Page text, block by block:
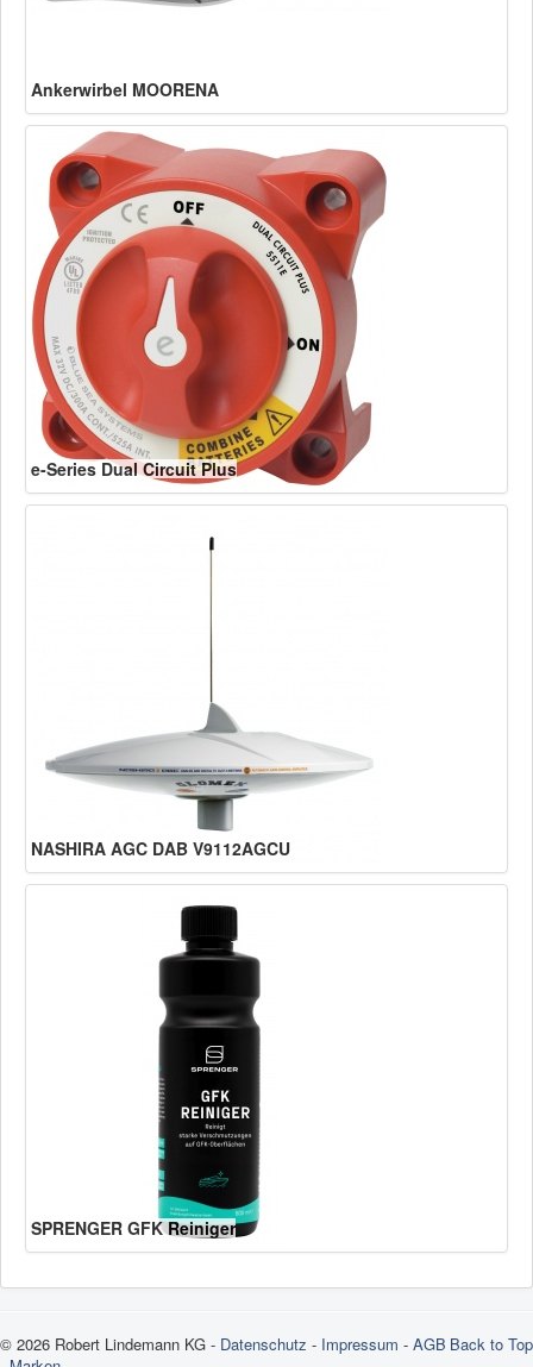
Ankerwirbel MOORENA
e-Series Dual Circuit Plus
NASHIRA AGC DAB V9112AGCU
SPRENGER GFK Reiniger
Back to Top
© 2026 Robert Lindemann KG - Datenschutz - Impressum - AGB